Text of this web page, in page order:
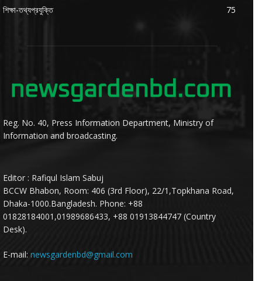
শিক্ষা-তথ্যপ্রযুক্তি
75
Reg. No. 40, Press Information Department, Ministry of
Information and broadcasting.
Editor : Rafiqul Islam Sabuj
BCCW Bhabon, Room: 406 (3rd Floor), 22/1,Topkhana Road,
Dhaka-1000.Bangladesh. Phone: +88
01828184001,01989686433, +88 01913844747 (Country
Desk).
E-mail: newsgardenbd@gmail.com